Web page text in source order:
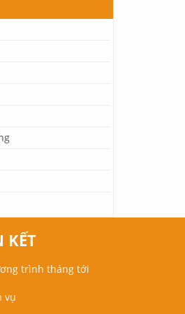
KẾT
trình tháng tới
vụ